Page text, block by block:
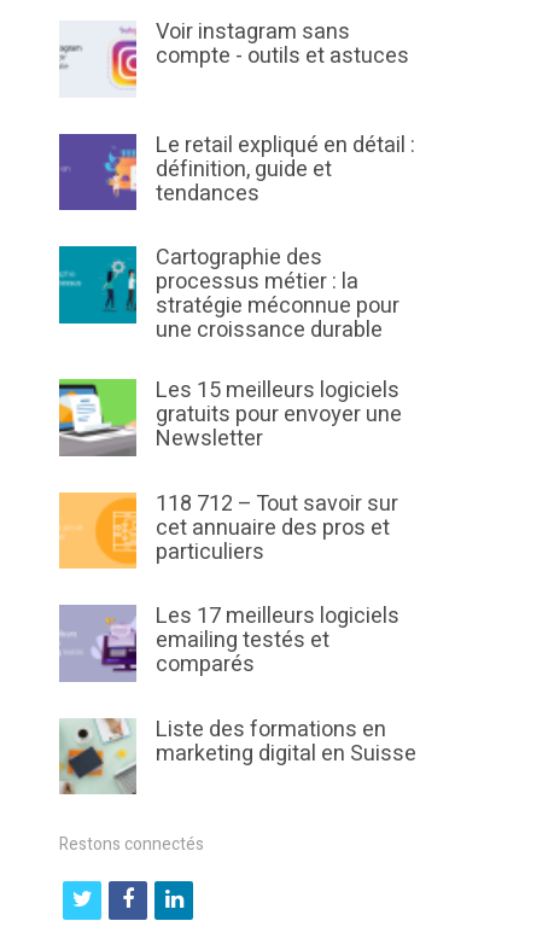
Voir instagram sans
compte - outils et astuces
Le retail expliqué en détail :
définition, guide et
tendances
Cartographie des
processus métier : la
stratégie méconnue pour
une croissance durable
Les 15 meilleurs logiciels
gratuits pour envoyer une
Newsletter
118 712 – Tout savoir sur
cet annuaire des pros et
particuliers
Les 17 meilleurs logiciels
emailing testés et
comparés
Liste des formations en
marketing digital en Suisse
Restons connectés
t
f
l